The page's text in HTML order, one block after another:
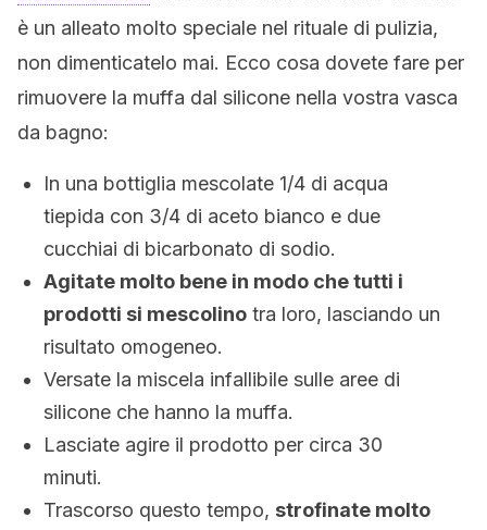
è un alleato molto speciale nel rituale di pulizia,
non dimenticatelo mai. Ecco cosa dovete fare per
rimuovere la muffa dal silicone nella vostra vasca
da bagno:
In una bottiglia mescolate 1/4 di acqua
tiepida con 3/4 di aceto bianco e due
cucchiai di bicarbonato di sodio.
Agitate molto bene in modo che tutti i
prodotti si mescolino tra loro, lasciando un
risultato omogeneo.
Versate la miscela infallibile sulle aree di
silicone che hanno la muffa.
Lasciate agire il prodotto per circa 30
minuti.
Trascorso questo tempo, strofinate molto